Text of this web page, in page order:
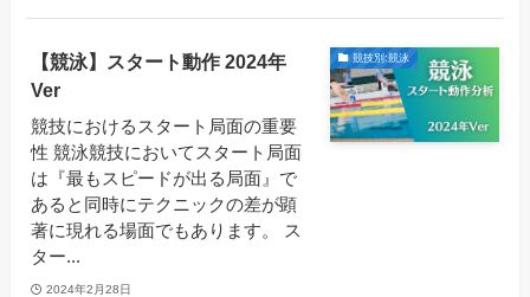
競技別:競泳
【競泳】スタート動作 2024年
Ver
競技におけるスタート局面の重要
性 競泳競技においてスタート局面
は『最もスピードが出る局面』で
あると同時にテクニックの差が顕
著に現れる場面でもあります。 ス
ター...
2024年2月28日